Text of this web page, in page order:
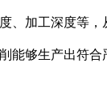
、加工深度等
能够生产出符